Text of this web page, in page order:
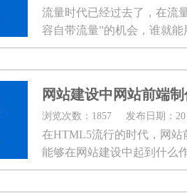
流量时代已经过去了，在流
容自带流量”的机会，谁就
网站建设中网站前端
发布日期：
浏览次数：1857
在HTML5流行的时代，网站
能够在网站建设中起到什么
善的公司体系才会安排这个